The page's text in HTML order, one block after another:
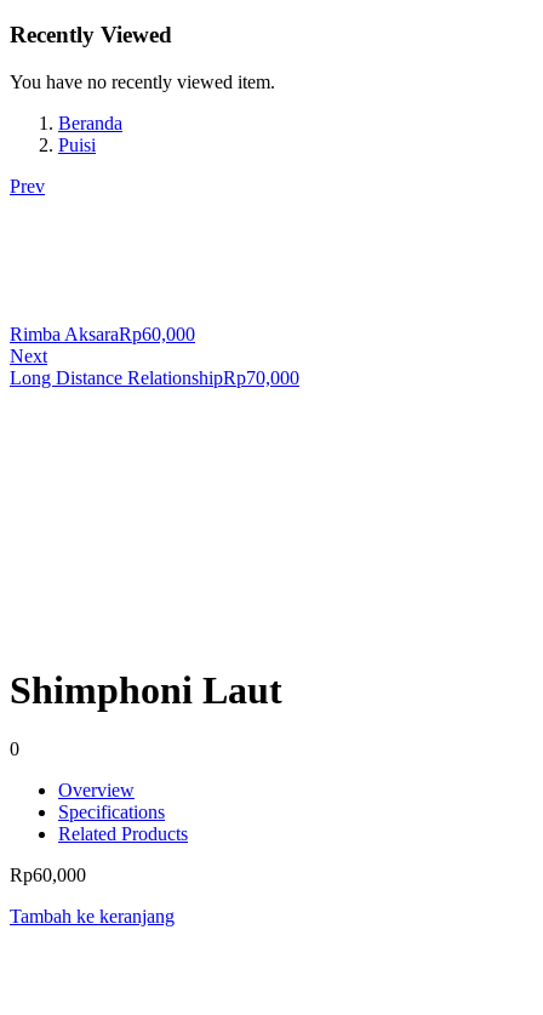
Recently Viewed
You have no recently viewed item.
Beranda
Puisi
Prev
Rimba AksaraRp60,000
Next
Long Distance RelationshipRp70,000
Shimphoni Laut
0
Overview
Specifications
Related Products
Rp60,000
Tambah ke keranjang